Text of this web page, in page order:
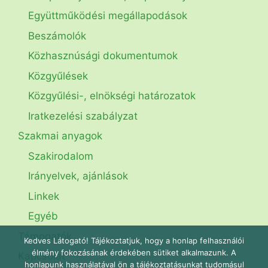
Együttműködési megállapodások
Beszámolók
Közhasznúsági dokumentumok
Közgyűlések
Közgyűlési-, elnökségi határozatok
Iratkezelési szabályzat
Szakmai anyagok
Szakirodalom
Irányelvek, ajánlások
Linkek
Egyéb
Támogatók
Kapcsolat
Kedves Látogató! Tájékoztatjuk, hogy a honlap felhasználói
élmény fokozásának érdekében sütiket alkalmazunk. A
honlapunk használatával ön a tájékoztatásunkat tudomásul